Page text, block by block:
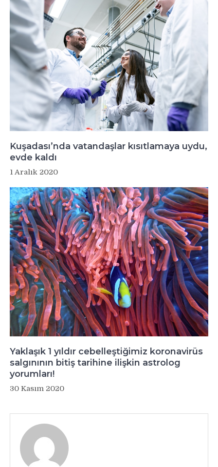
Kuşadası’nda vatandaşlar kısıtlamaya uydu,
evde kaldı
1 Aralık 2020
Yaklaşık 1 yıldır cebelleştiğimiz koronavirüs
salgınının bitiş tarihine ilişkin astrolog
yorumları!
30 Kasım 2020